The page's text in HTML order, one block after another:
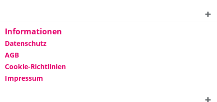
Informationen
Datenschutz
AGB
Cookie-Richtlinien
Impressum